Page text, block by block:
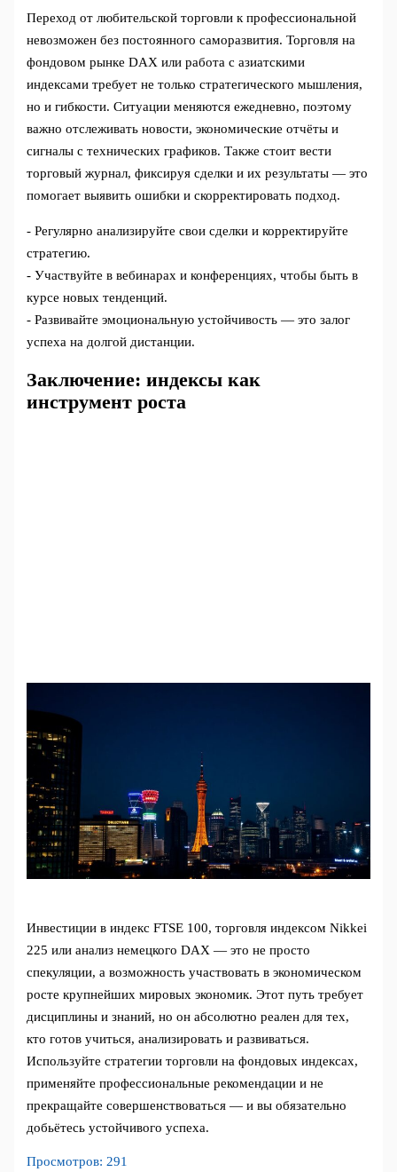
Переход от любительской торговли к профессиональной
невозможен без постоянного саморазвития. Торговля на
фондовом рынке DAX или работа с азиатскими
индексами требует не только стратегического мышления,
но и гибкости. Ситуации меняются ежедневно, поэтому
важно отслеживать новости, экономические отчёты и
сигналы с технических графиков. Также стоит вести
торговый журнал, фиксируя сделки и их результаты — это
помогает выявить ошибки и скорректировать подход.
- Регулярно анализируйте свои сделки и корректируйте
стратегию.
- Участвуйте в вебинарах и конференциях, чтобы быть в
курсе новых тенденций.
- Развивайте эмоциональную устойчивость — это залог
успеха на долгой дистанции.
Заключение: индексы как
инструмент роста
Инвестиции в индекс FTSE 100, торговля индексом Nikkei
225 или анализ немецкого DAX — это не просто
спекуляции, а возможность участвовать в экономическом
росте крупнейших мировых экономик. Этот путь требует
дисциплины и знаний, но он абсолютно реален для тех,
кто готов учиться, анализировать и развиваться.
Используйте стратегии торговли на фондовых индексах,
применяйте профессиональные рекомендации и не
прекращайте совершенствоваться — и вы обязательно
добьётесь устойчивого успеха.
Просмотров: 291